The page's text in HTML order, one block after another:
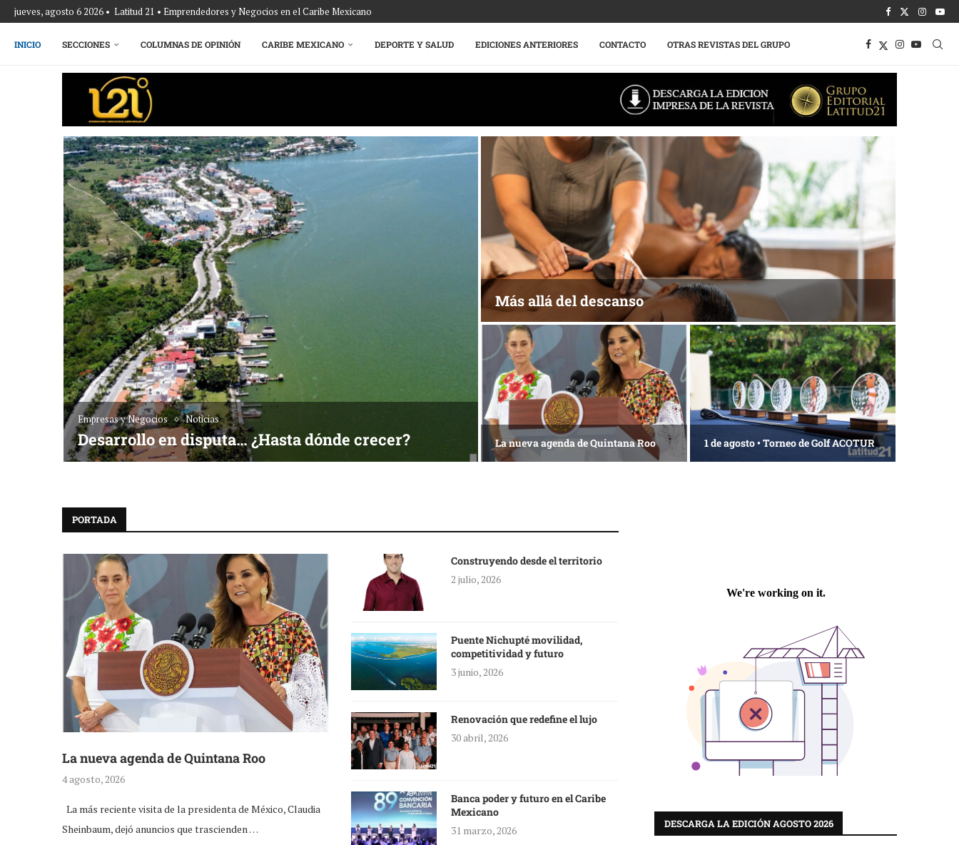
jueves, agosto 6 2026 • Latitud 21 • Emprendedores y Negocios en el Caribe Mexicano
INICIO SECCIONES COLUMNAS DE OPINIÓN CARIBE MEXICANO DEPORTE Y SALUD EDICIONES ANTERIORES CONTACTO OTRAS REVISTAS DEL GRUPO
Empresas y Negocios Noticias
Desarrollo en disputa… ¿Hasta dónde crecer?
Más allá del descanso
La nueva agenda de Quintana Roo 1 de agosto • Torneo de Golf ACOTUR
PORTADA
La nueva agenda de Quintana Roo
4 agosto, 2026
La más reciente visita de la presidenta de México, Claudia
Sheinbaum, dejó anuncios que trascienden …
Construyendo desde el territorio
2 julio, 2026
Puente Nichupté movilidad,
competitividad y futuro
3 junio, 2026
Renovación que redefine el lujo
30 abril, 2026
Banca poder y futuro en el Caribe
Mexicano
31 marzo, 2026
DESCARGA LA EDICIÓN AGOSTO 2026